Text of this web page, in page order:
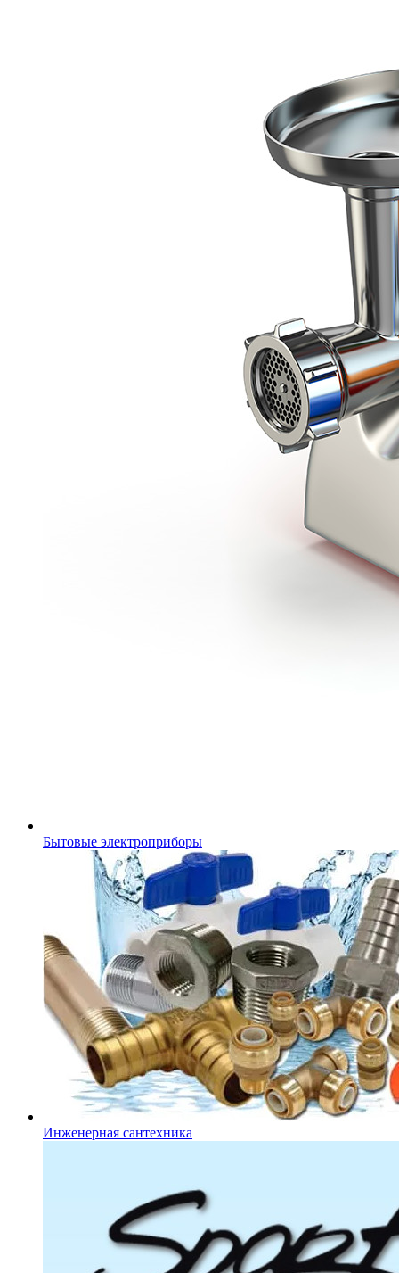
Бытовые электроприборы
Инженерная сантехника